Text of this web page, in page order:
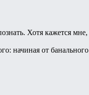
Хотя кажется
начиная от